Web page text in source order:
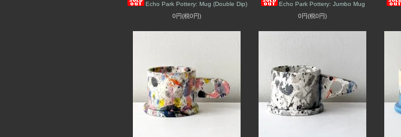
Echo Park Pottery: Mug (Double Dip)
0円(税0円)
Echo Park Pottery: Jumbo Mug
0円(税0円)